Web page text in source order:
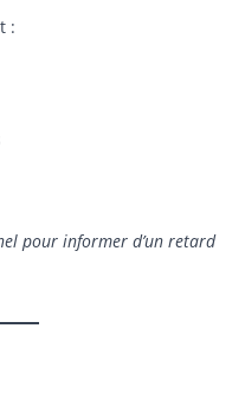
:
pour informer d’un retard